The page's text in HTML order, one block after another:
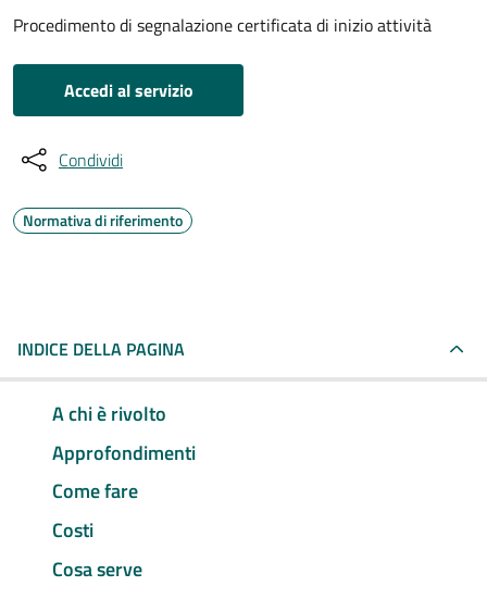
Procedimento di segnalazione certificata di inizio attività
Accedi al servizio
Condividi
Normativa di riferimento
INDICE DELLA PAGINA
A chi è rivolto
Approfondimenti
Come fare
Costi
Cosa serve